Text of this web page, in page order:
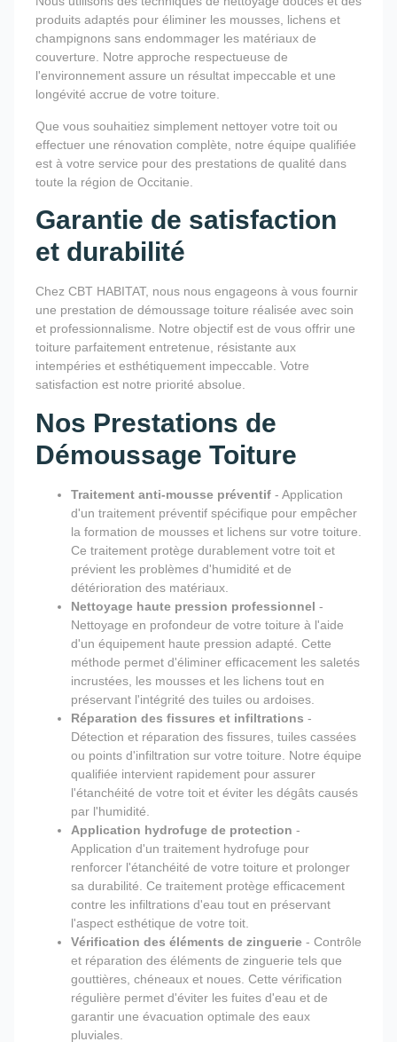
produits adaptés pour éliminer les mousses, lichens et
champignons sans endommager les matériaux de
couverture. Notre approche respectueuse de
l'environnement assure un résultat impeccable et une
longévité accrue de votre toiture.
Que vous souhaitiez simplement nettoyer votre toit ou
effectuer une rénovation complète, notre équipe qualifiée
est à votre service pour des prestations de qualité dans
toute la région de Occitanie.
Garantie de satisfaction
et durabilité
Chez CBT HABITAT, nous nous engageons à vous fournir
une prestation de démoussage toiture réalisée avec soin
et professionnalisme. Notre objectif est de vous offrir une
toiture parfaitement entretenue, résistante aux
intempéries et esthétiquement impeccable. Votre
satisfaction est notre priorité absolue.
Nos Prestations de
Démoussage Toiture
Traitement anti-mousse préventif - Application
d'un traitement préventif spécifique pour empêcher
la formation de mousses et lichens sur votre toiture.
Ce traitement protège durablement votre toit et
prévient les problèmes d'humidité et de
détérioration des matériaux.
Nettoyage haute pression professionnel -
Nettoyage en profondeur de votre toiture à l'aide
d'un équipement haute pression adapté. Cette
méthode permet d'éliminer efficacement les saletés
incrustées, les mousses et les lichens tout en
préservant l'intégrité des tuiles ou ardoises.
Réparation des fissures et infiltrations -
Détection et réparation des fissures, tuiles cassées
ou points d'infiltration sur votre toiture. Notre équipe
qualifiée intervient rapidement pour assurer
l'étanchéité de votre toit et éviter les dégâts causés
par l'humidité.
Application hydrofuge de protection -
Application d'un traitement hydrofuge pour
renforcer l'étanchéité de votre toiture et prolonger
sa durabilité. Ce traitement protège efficacement
contre les infiltrations d'eau tout en préservant
l'aspect esthétique de votre toit.
Vérification des éléments de zinguerie - Contrôle
et réparation des éléments de zinguerie tels que
gouttières, chéneaux et noues. Cette vérification
régulière permet d'éviter les fuites d'eau et de
garantir une évacuation optimale des eaux
pluviales.